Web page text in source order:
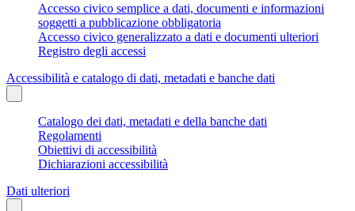
Accesso civico semplice a dati, documenti e informazioni
soggetti a pubblicazione obbligatoria
Accesso civico generalizzato a dati e documenti ulteriori
Registro degli accessi
Accessibilità e catalogo di dati, metadati e banche dati
Catalogo dei dati, metadati e della banche dati
Regolamenti
Obiettivi di accessibilità
Dichiarazioni accessibilità
Dati ulteriori